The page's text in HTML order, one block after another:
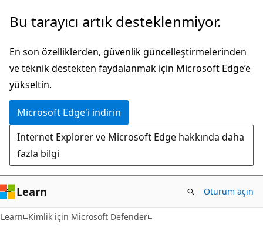
Ana
atla
Bu tarayıcı artık desteklenmiyor.
En son özelliklerden, güvenlik güncelleştirmelerinden
ve teknik destekten faydalanmak için Microsoft Edge’e
yükseltin.
Microsoft Edge'i indirin
Internet Explorer ve Microsoft Edge hakkında daha
fazla bilgi
Learn Oturum açın
Learn Kimlik için Microsoft Defender